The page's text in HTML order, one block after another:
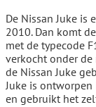
De Nissan Juke is
2010. Dan komt
met de typecode
verkocht onder de
de Nissan Juke
Juke is
en gebruikt het